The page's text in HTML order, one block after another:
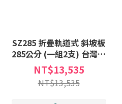
SZ285 折疊軌道式 斜坡板
285公分 (一組2支) 台灣製
斜坡板 (不含安裝) 非固定
式斜坡板C款補助
NT$13,535
NT$13,535